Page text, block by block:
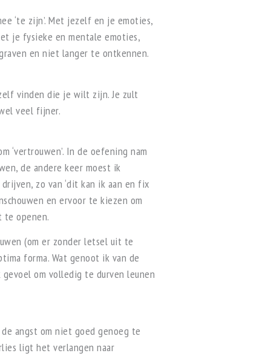
‘te zijn’. Met jezelf en je emoties,
je fysieke en mentale emoties,
en niet langer te ontkennen.
vinden die je wilt zijn. Je zult
veel fijner.
‘vertrouwen’. In de oefening nam
de andere keer moest ik
zo van ‘dit kan ik aan en fix
en ervoor te kiezen om
te openen.
(om er zonder letsel uit te
forma. Wat genoot ik van de
om volledig te durven leunen
angst om niet goed genoeg te
ligt het verlangen naar